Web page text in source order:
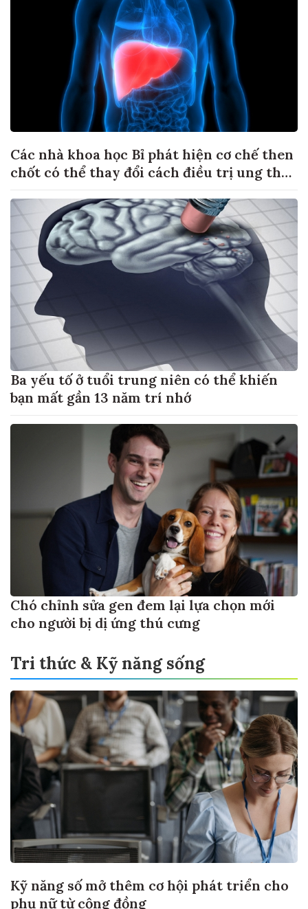
Các nhà khoa học Bỉ phát hiện cơ chế then
chốt có thể thay đổi cách điều trị ung thư
Ba yếu tố ở tuổi trung niên có thể khiến
bạn mất gần 13 năm trí nhớ
Chó chỉnh sửa gen đem lại lựa chọn mới
cho người bị dị ứng thú cưng
Tri thức & Kỹ năng sống
Kỹ năng số mở thêm cơ hội phát triển cho
phụ nữ từ cộng đồng